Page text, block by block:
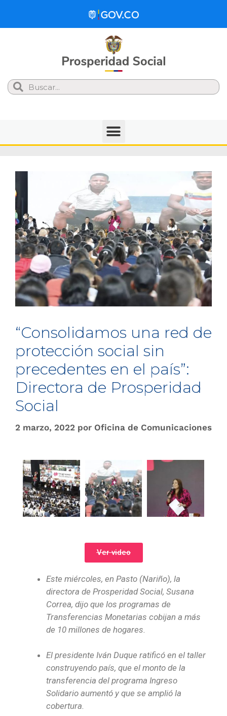
Search
“Consolidamos una red de
protección social sin
precedentes en el país”:
Directora de Prosperidad
Social
2 marzo, 2022 por Oficina de Comunicaciones
Ver video
Este miércoles, en Pasto (Nariño), la
directora de Prosperidad Social, Susana
Correa, dijo que los programas de
Transferencias Monetarias cobijan a más
de 10 millones de hogares.
El presidente Iván Duque ratificó en el taller
construyendo país, que el monto de la
transferencia del programa Ingreso
Solidario aumentó y que se amplió la
cobertura.